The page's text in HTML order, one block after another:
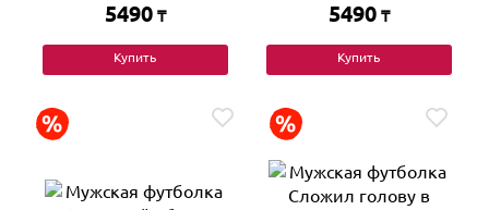
5490 ₸
Купить
5490 ₸
Купить